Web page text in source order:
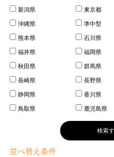
新潟県
東京都
沖縄県
準中型
熊本県
石川県
福井県
福岡県
秋田県
群馬県
長崎県
長野県
静岡県
香川県
鳥取県
鹿児島県
並べ替え条件